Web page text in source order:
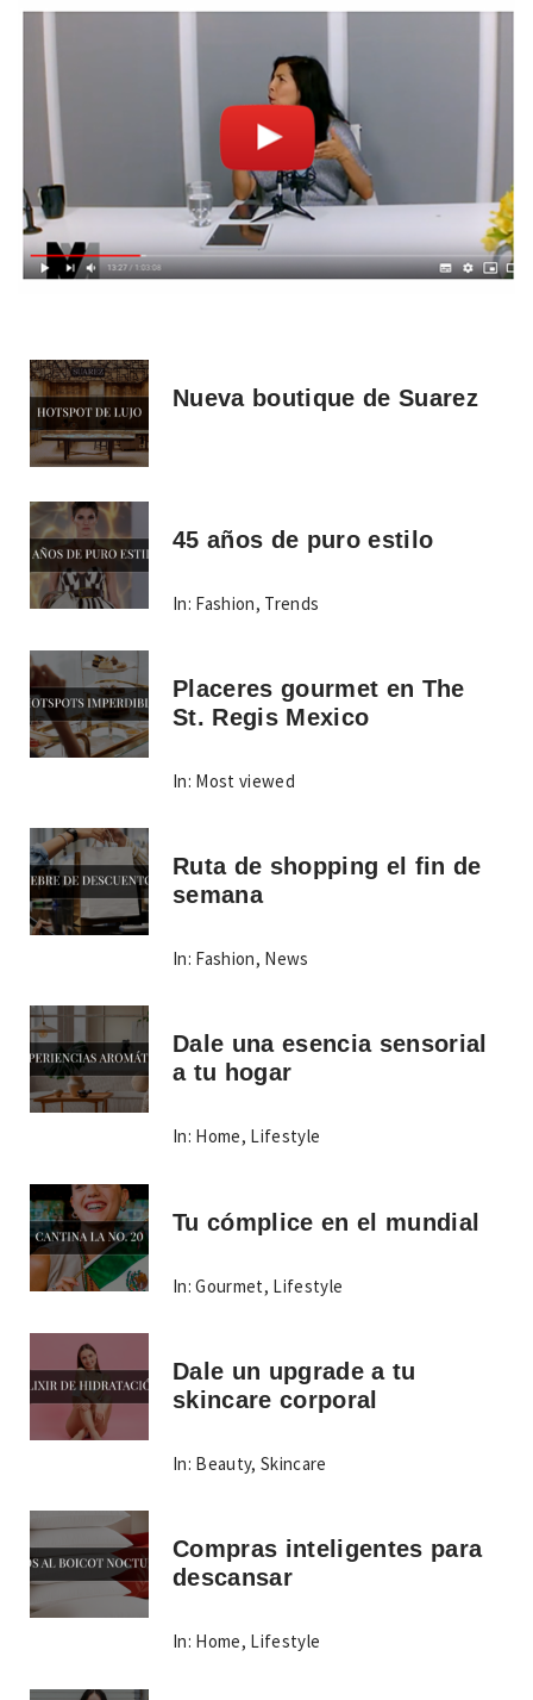
Nueva boutique de Suarez
45 años de puro estilo
In: Fashion, Trends
Placeres gourmet en The
St. Regis Mexico
In: Most viewed
Ruta de shopping el fin de
semana
In: Fashion, News
Dale una esencia sensorial
a tu hogar
In: Home, Lifestyle
Tu cómplice en el mundial
In: Gourmet, Lifestyle
Dale un upgrade a tu
skincare corporal
In: Beauty,Skincare
Compras inteligentes para
descansar
In: Home, Lifestyle